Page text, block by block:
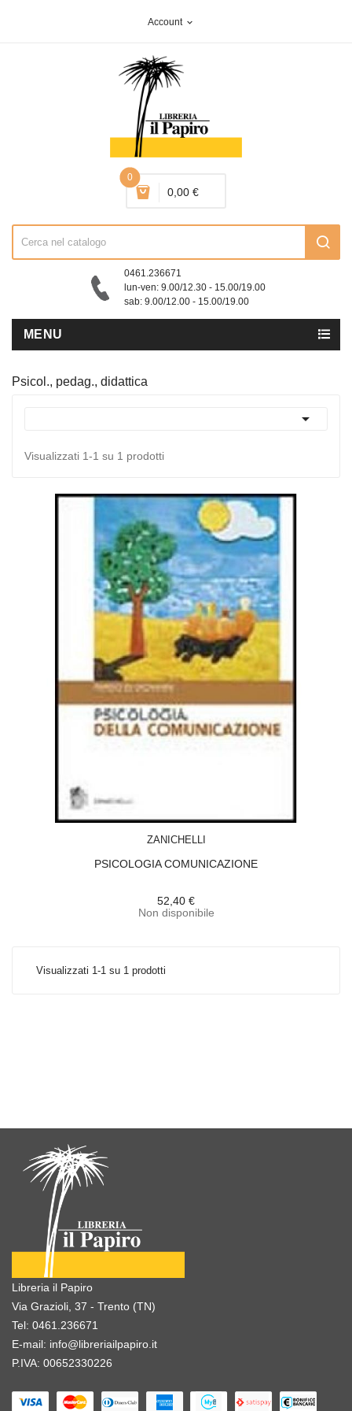
Account expand_more
0
0,00 €
0461.236671
lun-ven: 9.00/12.30 - 15.00/19.00
sab: 9.00/12.00 - 15.00/19.00
MENU
Psicol., pedag., didattica

Visualizzati 1-1 su 1 prodotti
ZANICHELLI
PSICOLOGIA COMUNICAZIONE
52,40 €
Non disponibile
Visualizzati 1-1 su 1 prodotti
Libreria il Papiro
Via Grazioli, 37 - Trento (TN)
Tel: 0461.236671
E-mail: info@libreriailpapiro.it
P.IVA: 00652330226